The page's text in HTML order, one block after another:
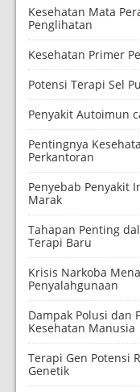
Kesehatan Mata
Penglihatan
Kesehatan Primer
Potensi Terapi Sel
Penyakit Autoimun
Pentingnya
Perkantoran
Penyebab Penyakit
Marak
Tahapan Penting
Terapi Baru
Krisis Narkoba
Penyalahgunaan
Dampak Polusi dan
Kesehatan Manusia
Terapi Gen Potensi
Genetik